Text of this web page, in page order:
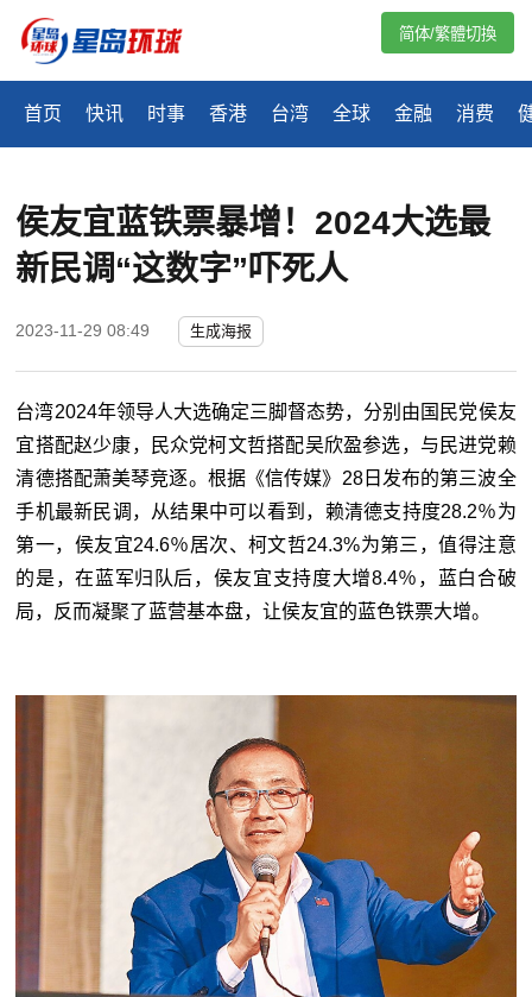
首页 快讯 时事 香港 台湾 全球 金融 消费
简体/繁體切換
​侯友宜蓝铁票暴增！2024大选最
新民调“这数字”吓死人
2023-11-29 08:49 生成海报
台湾2024年领导人大选确定三脚督态势，分别由国民党侯友
宜搭配赵少康，民众党柯文哲搭配吴欣盈参选，与民进党赖
清德搭配萧美琴竞逐。根据《信传媒》28日发布的第三波全
手机最新民调，从结果中可以看到，赖清德支持度28.2％为
第一，侯友宜24.6％居次、柯文哲24.3%为第三，值得注意
的是，在蓝军归队后，侯友宜支持度大增8.4％，蓝白合破
局，反而凝聚了蓝营基本盘，让侯友宜的蓝色铁票大增。